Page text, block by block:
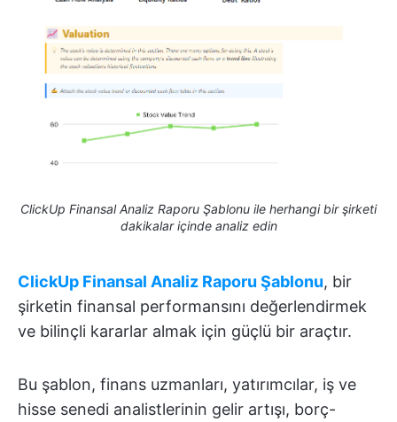
ClickUp Finansal Analiz Raporu Şablonu ile herhangi bir şirketi
dakikalar içinde analiz edin
ClickUp Finansal Analiz Raporu Şablonu, bir
şirketin finansal performansını değerlendirmek
ve bilinçli kararlar almak için güçlü bir araçtır.
Bu şablon, finans uzmanları, yatırımcılar, iş ve
hisse senedi analistlerinin gelir artışı, borç-